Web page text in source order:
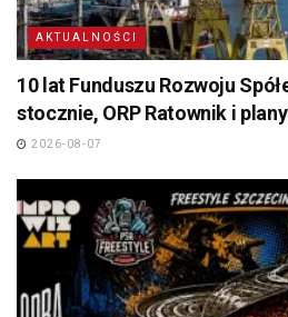
AKTUALNOŚCI
10 lat Funduszu Rozwoju
stocznie, ORP Ratownik i
2026-08-07